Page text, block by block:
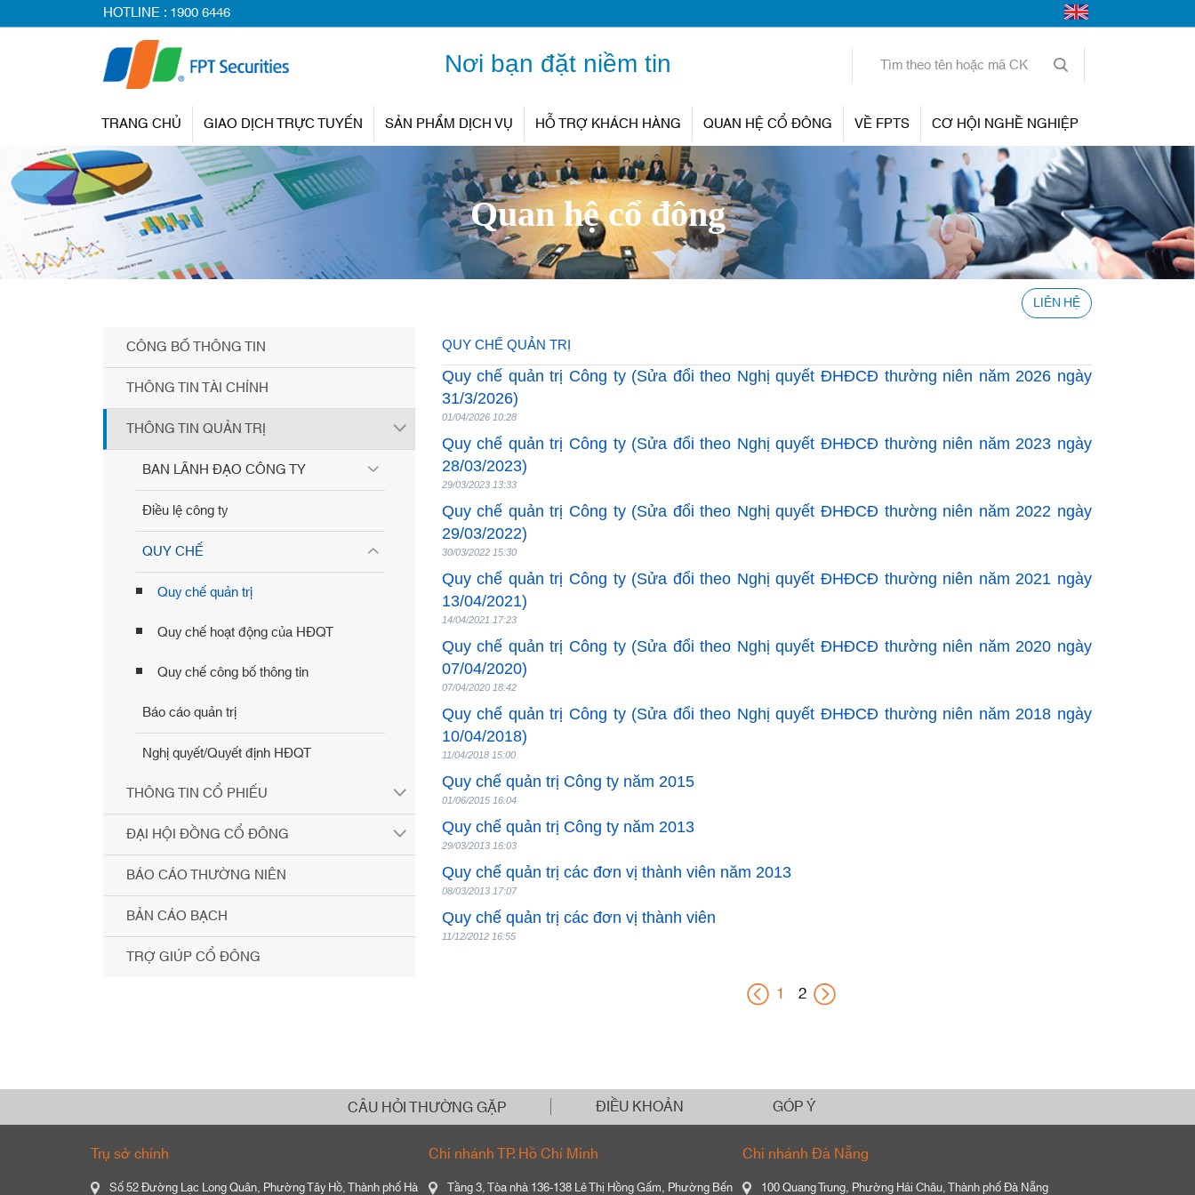
HOTLINE :1900 6446
Nơi bạn đặt niềm tin
TRANG CHỦ GIAO DỊCH TRỰC TUYẾN SẢN PHẨM DỊCH VỤ HỖ TRỢ KHÁCH HÀNG QUAN HỆ CỔ ĐÔNG VỀ FPTS CƠ HỘI NGHỀ NGHIỆP
Quan hệ cổ đông
LIÊN HỆ
CÔNG BỐ THÔNG TIN
THÔNG TIN TÀI CHÍNH
THÔNG TIN QUẢN TRỊ
BAN LÃNH ĐẠO CÔNG TY
Điều lệ công ty
QUY CHẾ
Quy chế quản trị
Quy chế hoạt động của HĐQT
Quy chế công bố thông tin
Báo cáo quản trị
Nghị quyết/Quyết định HĐQT
THÔNG TIN CỔ PHIẾU
ĐẠI HỘI ĐỒNG CỔ ĐÔNG
BÁO CÁO THƯỜNG NIÊN
BẢN CÁO BẠCH
TRỢ GIÚP CỔ ĐÔNG
QUY CHẾ QUẢN TRỊ
Quy chế quản trị Công ty (Sửa đổi theo Nghị quyết ĐHĐCĐ thường niên năm 2026 ngày
31/3/2026)
01/04/2026 10:28
Quy chế quản trị Công ty (Sửa đổi theo Nghị quyết ĐHĐCĐ thường niên năm 2023 ngày
28/03/2023)
29/03/2023 13:33
Quy chế quản trị Công ty (Sửa đổi theo Nghị quyết ĐHĐCĐ thường niên năm 2022 ngày
29/03/2022)
30/03/2022 15:30
Quy chế quản trị Công ty (Sửa đổi theo Nghị quyết ĐHĐCĐ thường niên năm 2021 ngày
13/04/2021)
14/04/2021 17:23
Quy chế quản trị Công ty (Sửa đổi theo Nghị quyết ĐHĐCĐ thường niên năm 2020 ngày
07/04/2020)
07/04/2020 18:42
Quy chế quản trị Công ty (Sửa đổi theo Nghị quyết ĐHĐCĐ thường niên năm 2018 ngày
10/04/2018)
11/04/2018 15:00
Quy chế quản trị Công ty năm 2015
01/06/2015 16:04
Quy chế quản trị Công ty năm 2013
29/03/2013 16:03
Quy chế quản trị các đơn vị thành viên năm 2013
08/03/2013 17:07
Quy chế quản trị các đơn vị thành viên
11/12/2012 16:55
1 2
CÂU HỎI THƯỜNG GẶP ĐIỀU KHOẢN
GÓP Ý
Trụ sở chính
Số 52 Đường Lạc Long Quân, Phường Tây Hồ, Thành phố Hà
Chi nhánh TP. Hồ Chí Minh
Tầng 3, Tòa nhà 136-138 Lê Thị Hồng Gấm, Phường Bến
Chi nhánh Đà Nẵng
100 Quang Trung, Phường Hải Châu, Thành phố Đà Nẵng